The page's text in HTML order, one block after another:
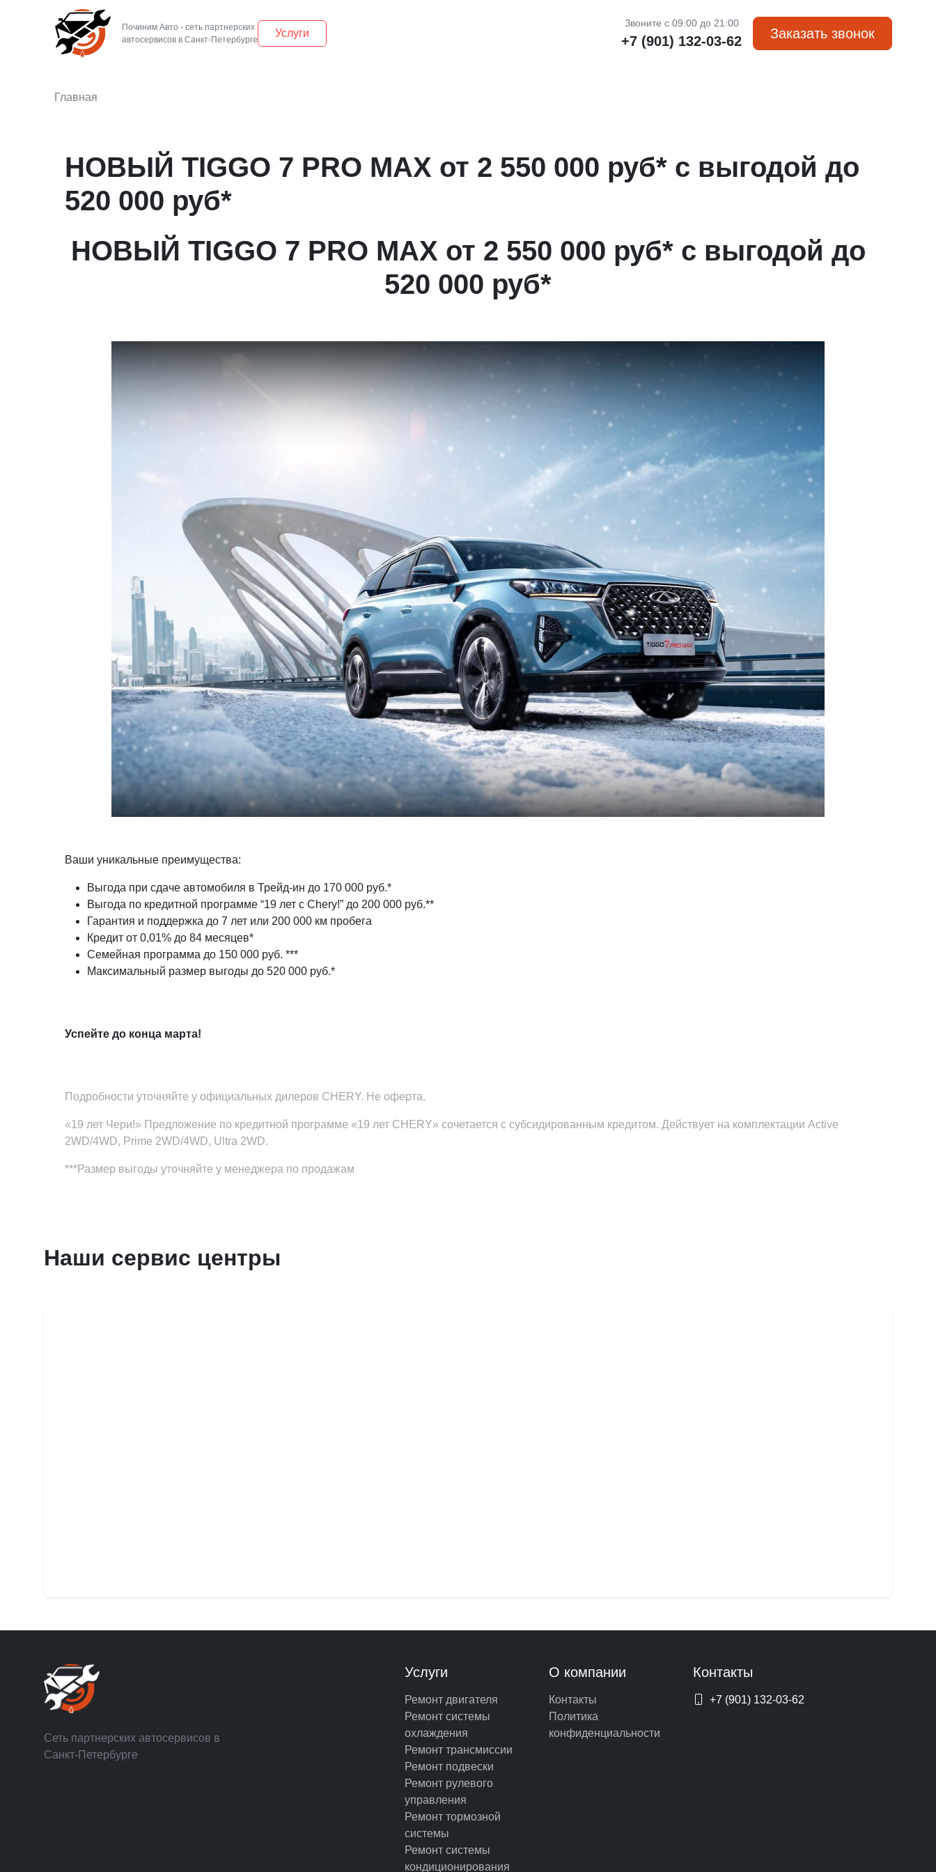
Починим Авто - сеть партнерских
Услуги
Звоните с 09:00 до 21:00
+7 (901) 132-03-62 Заказать звонок
Главная
НОВЫЙ TIGGO 7 PRO MAX от 2 550 000 руб* с выгодой до
520 000 руб*
НОВЫЙ TIGGO 7 PRO MAX от 2 550 000 руб* с выгодой до
520 000 руб*
Ваши уникальные преимущества:
Выгода при сдаче автомобиля в Трейд-ин до 170 000 руб.*
Выгода по кредитной программе “19 лет с Chery!” до 200 000 руб.**
Гарантия и поддержка до 7 лет или 200 000 км пробега
Кредит от 0,01% до 84 месяцев*
Семейная программа до 150 000 руб. ***
Максимальный размер выгоды до 520 000 руб.*
Успейте до конца марта!
Подробности уточняйте у официальных дилеров CHERY. Не оферта.
«19 лет Чери!» Предложение по кредитной программе «19 лет CHERY» сочетается с субсидированным кредитом. Действует на комплектации Active
2WD/4WD, Prime 2WD/4WD, Ultra 2WD.
***Размер выгоды уточняйте у менеджера по продажам
Наши сервис центры
Сеть партнерских автосервисов в
Санкт-Петербурге
Услуги
Ремонт двигателя
Ремонт системы
охлаждения
Ремонт трансмиссии
Ремонт подвески
Ремонт рулевого
управления
Ремонт тормозной
системы
Ремонт системы
кондиционирования
О компании
Контакты
Политика
конфиденциальности
Контакты
+7 (901) 132-03-62